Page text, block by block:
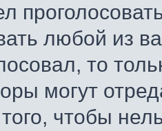
любой из
то
могут
чтобы